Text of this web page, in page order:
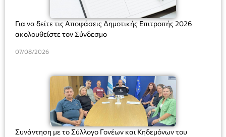
Για να δείτε τις Αποφάσεις Δημοτικής Επιτροπής 2026
ακολουθείστε τον Σύνδεσμο
07/08/2026
Συνάντηση με το Σύλλογο Γονέων και Κηδεμόνων του